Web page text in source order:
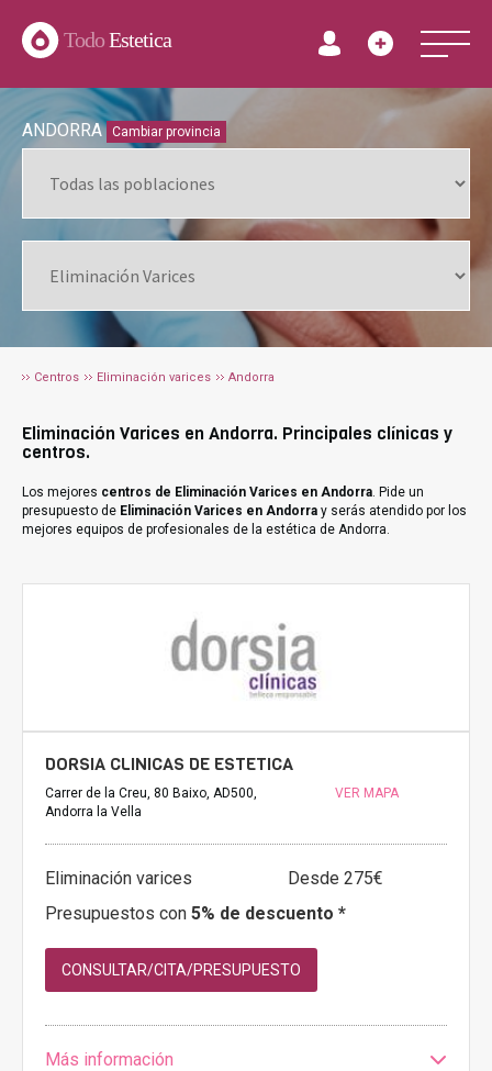
TodoEstetica
ANDORRA Cambiar provincia
Centros Eliminación varices Andorra
Eliminación Varices en Andorra. Principales clínicas y
centros.
Los mejores centros de Eliminación Varices en Andorra. Pide un
presupuesto de Eliminación Varices en Andorra y serás atendido por los
mejores equipos de profesionales de la estética de Andorra.
DORSIA CLINICAS DE ESTETICA
Carrer de la Creu, 80 Baixo, AD500,
Andorra la Vella
VER MAPA
Eliminación varices
Desde 275€
Presupuestos con 5% de descuento *
CONSULTAR/CITA/PRESUPUESTO
Más información